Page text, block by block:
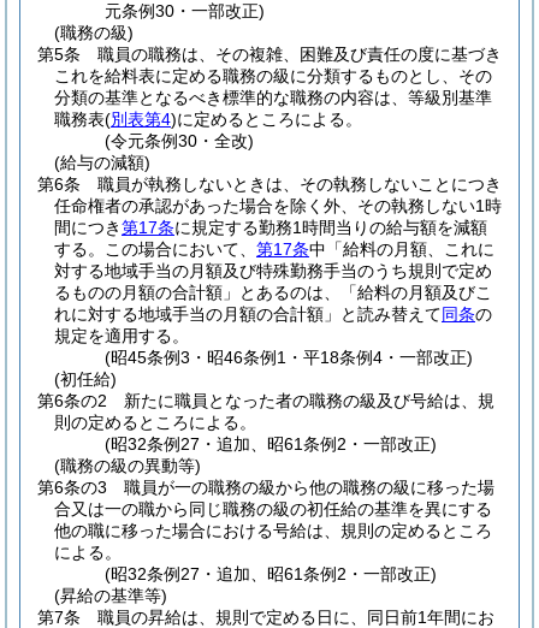
元条例30・一部改正)
(職務の級)
第5条
職員の職務は、その複雑、困難及び責任の度に基づき
これを給料表に定める職務の級に分類するものとし、その
分類の基準となるべき標準的な職務の内容は、等級別基準
職務表(別表第4)に定めるところによる。
(令元条例30・全改)
(給与の減額)
第6条
職員が執務しないときは、その執務しないことにつき
任命権者の承認があった場合を除く外、その執務しない1時
間につき第17条に規定する勤務1時間当りの給与額を減額
する。
この場合において、 第17条中「給料の月額、これに
対する地域手当の月額及び特殊勤務手当のうち規則で定め
るものの月額の合計額」とあるのは、「給料の月額及びこ
れに対する地域手当の月額の合計額」と読み替えて同条の
規定を適用する。
(昭45条例3・昭46条例1・平18条例4・一部改正)
(初任給)
第6条の2
新たに職員となった者の職務の級及び号給は、規
則の定めるところによる。
(昭32条例27・追加、昭61条例2・一部改正)
(職務の級の異動等)
第6条の3
職員が一の職務の級から他の職務の級に移った場
合又は一の職から同じ職務の級の初任給の基準を異にする
他の職に移った場合における号給は、規則の定めるところ
による。
(昭32条例27・追加、昭61条例2・一部改正)
(昇給の基準等)
第7条
職員の昇給は、規則で定める日に、同日前1年間にお